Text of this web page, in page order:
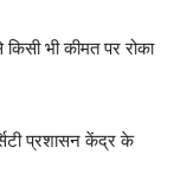
भी कीमत पर रोका
प्रशासन केंद्र के